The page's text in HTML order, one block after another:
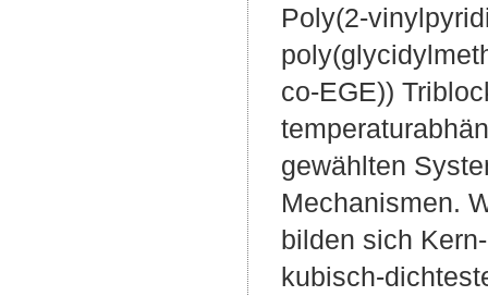
Poly(2-
co-EGE))
gewählten
Mechanismen.
bilden sich
kubisch-